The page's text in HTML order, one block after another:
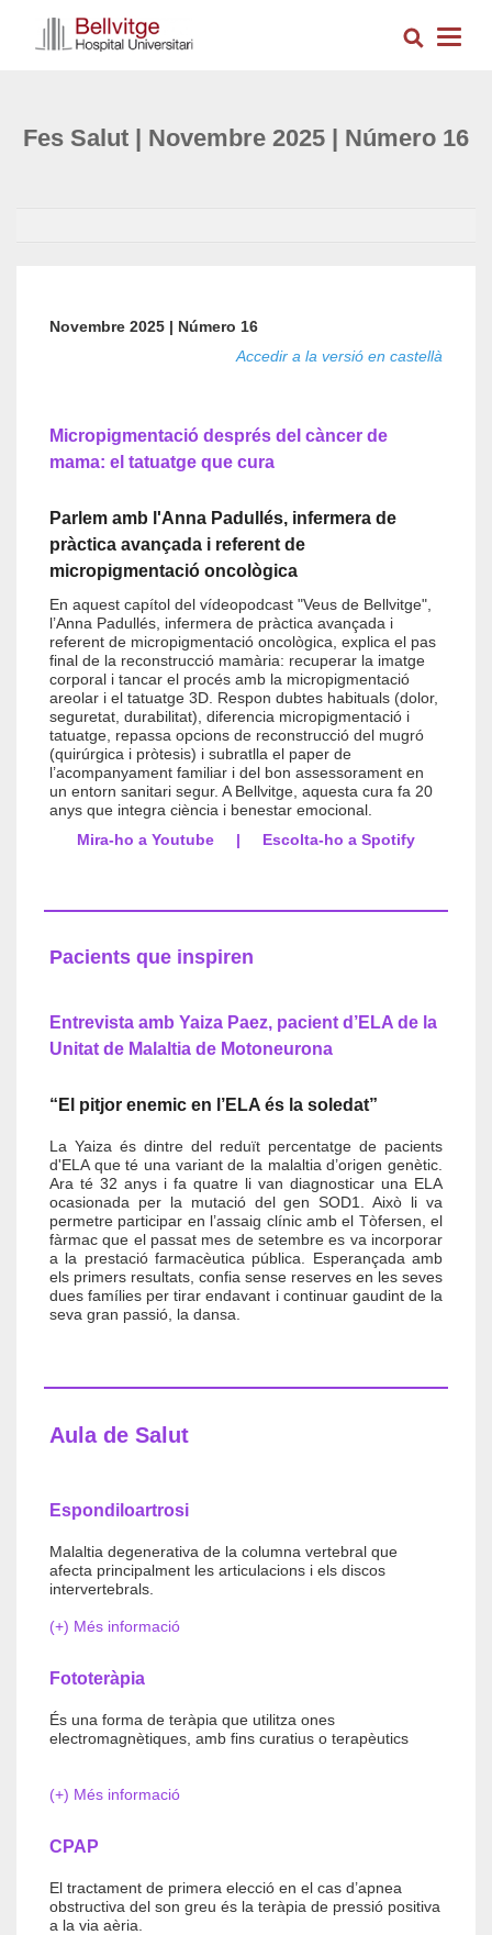
Cerca
Fes Salut | Novembre 2025 | Número 16
Novembre 2025 | Número 16
Accedir a la versió en castellà
Micropigmentació després del càncer de
mama: el tatuatge que cura
Parlem amb l'Anna Padullés, infermera de
pràctica avançada i referent de
micropigmentació oncològica
En aquest capítol del vídeopodcast "Veus de Bellvitge",
l’Anna Padullés, infermera de pràctica avançada i
referent de micropigmentació oncològica, explica el pas
final de la reconstrucció mamària: recuperar la imatge
corporal i tancar el procés amb la micropigmentació
areolar i el tatuatge 3D. Respon dubtes habituals (dolor,
seguretat, durabilitat), diferencia micropigmentació i
tatuatge, repassa opcions de reconstrucció del mugró
(quirúrgica i pròtesis) i subratlla el paper de
l’acompanyament familiar i del bon assessorament en
un entorn sanitari segur. A Bellvitge, aquesta cura fa 20
anys que integra ciència i benestar emocional.
Mira-ho a Youtube
| Escolta-ho a Spotify
Pacients que inspiren
Entrevista amb Yaiza Paez, pacient d’ELA de la
Unitat de Malaltia de Motoneurona
“El pitjor enemic en l’ELA és la soledat”
La Yaiza és dintre del reduït percentatge de pacients
d'ELA que té una variant de la malaltia d’origen genètic.
Ara té 32 anys i fa quatre li van diagnosticar una ELA
ocasionada per la mutació del gen SOD1. Això li va
permetre participar en l’assaig clínic amb el Tòfersen, el
fàrmac que el passat mes de setembre es va incorporar
a la prestació farmacèutica pública. Esperançada amb
els primers resultats, confia sense reserves en les seves
dues famílies per tirar endavant i continuar gaudint de la
seva gran passió, la dansa.
Aula de Salut
Espondiloartrosi
Malaltia degenerativa de la columna vertebral que
afecta principalment les articulacions i els discos
intervertebrals.
(+) Més informació
Fototeràpia
És una forma de teràpia que utilitza ones
electromagnètiques, amb fins curatius o terapèutics
(+) Més informació
CPAP
El tractament de primera elecció en el cas d’apnea
obstructiva del son greu és la teràpia de pressió positiva
a la via aèria.